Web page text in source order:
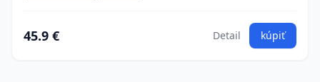
45.9 € Detail kúpiť